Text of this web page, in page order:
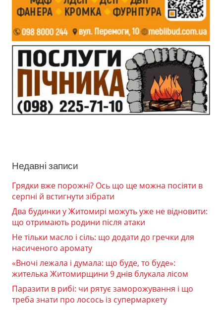
Недавні записи
Грядки вже порожні? Ось що ще можна посіяти в
серпні й встигнути зібрати
Два будинки у Житомирі можуть уже не відновити:
що отримають родини після атаки
Не тільки масло і сіль: що додати до гречки для
насиченого аромату
«Вночі лежала і думала: що буде, то буде»:
жителька Житомирщини 9 днів блукала лісом
Паразити в рибі: чи рятує заморожування і що
треба знати про лосось із супермаркету